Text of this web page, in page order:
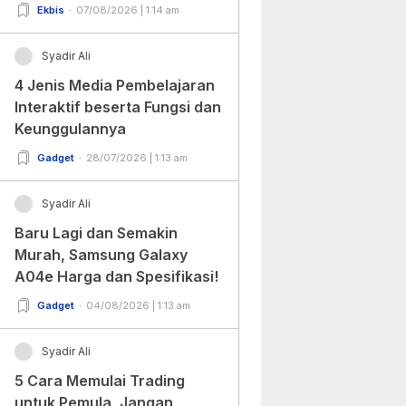
Ekbis 07/08/2026 | 1:14 am
Syadir Ali
4 Jenis Media Pembelajaran
Interaktif beserta Fungsi dan
Keunggulannya
Gadget 28/07/2026 | 1:13 am
Syadir Ali
Baru Lagi dan Semakin
Murah, Samsung Galaxy
A04e Harga dan Spesifikasi!
Gadget 04/08/2026 | 1:13 am
Syadir Ali
5 Cara Memulai Trading
untuk Pemula, Jangan